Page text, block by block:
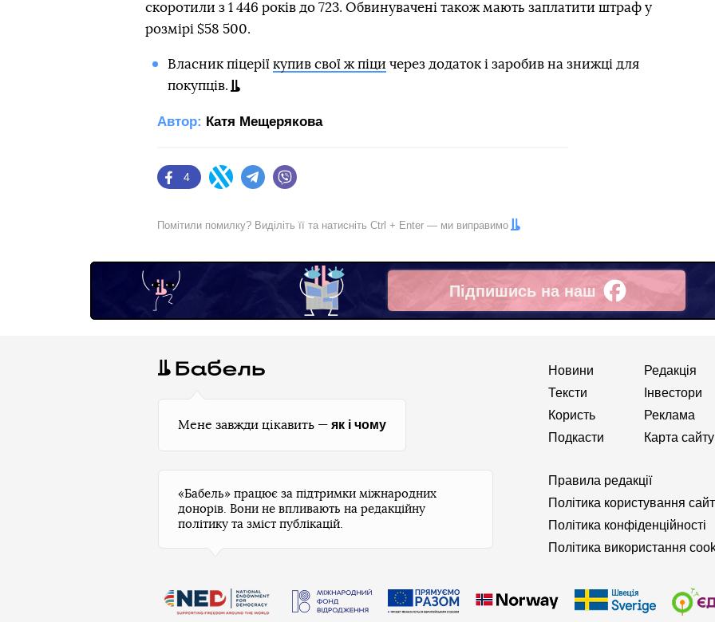
скоротили з 1 446 років до 723. Обвинувачені також мають заплатити штраф у
розмірі $58 500.
Власник піцерії купив свої ж піци через додаток і заробив на знижці для
покупців.
Автор: Катя Мещерякова
Facebook
4
Twitter Telegram
Помітили помилку? Виділіть її та натисніть Ctrl + Enter — ми виправимо
Підпишись на наш
Facebook
Мене завжди цікавить — як і чому
Новини
Тексти
Користь
Подкасти
Редакція
Інвестори
Реклама
Карта сайту
Правила редакції
Політика користування
Політика конфіденційності
Політика використання
«Бабель» працює за підтримки міжнародних
донорів. Вони не впливають на редакційну
політику та зміст публікацій.